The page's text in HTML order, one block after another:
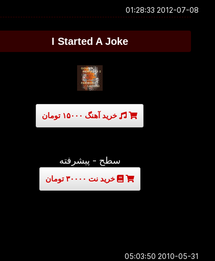
2012-07-08 01:28:33
I Started A Joke
خرید آهنگ ۱۵۰۰۰ تومان
سطح - پیشرفته
خرید نت ۳۰۰۰۰ تومان
2010-05-31 05:03:50